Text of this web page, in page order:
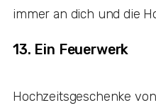
immer an dich und die
13. Ein Feuerwerk
Hochzeitsgeschenke